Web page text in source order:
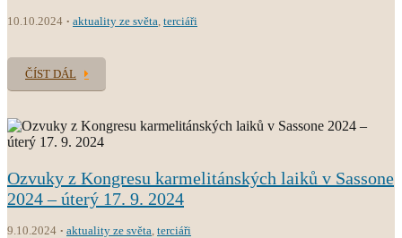
10.10.2024 aktuality ze světa terciáři
ČÍST DÁL
Ozvuky z Kongresu karmelitánských laiků v Sassone
2024 – úterý 17. 9. 2024
9.10.2024 aktuality ze světa terciáři